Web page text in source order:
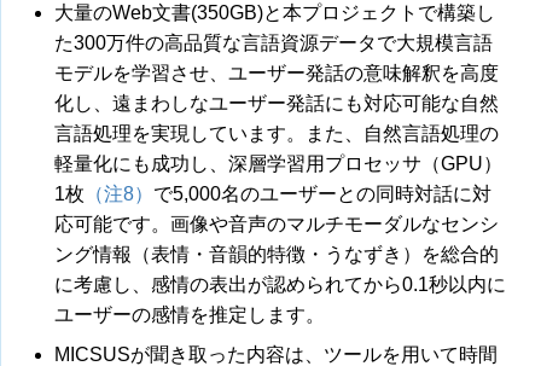
大量のWeb文書(350GB)と本プロジェクトで構築し
た300万件の高品質な言語資源データで大規模言語
モデルを学習させ、ユーザー発話の意味解釈を高度
化し、遠まわしなユーザー発話にも対応可能な自然
言語処理を実現しています。また、自然言語処理の
軽量化にも成功し、深層学習用プロセッサ（GPU）
1枚 （注8） で5,000名のユーザーとの同時対話に対
応可能です。画像や音声のマルチモーダルなセンシ
ング情報（表情・音韻的特徴・うなずき）を総合的
に考慮し、感情の表出が認められてから0.1秒以内に
ユーザーの感情を推定します。
MICSUSが聞き取った内容は、ツールを用いて時間